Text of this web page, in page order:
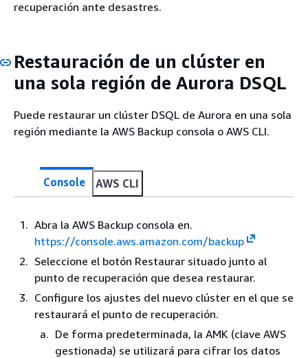
recuperación ante desastres.
Restauración de un clúster en
una sola región de Aurora DSQL
Puede restaurar un clúster DSQL de Aurora en una sola
región mediante la AWS Backup consola o AWS CLI.
Console AWS CLI
Abra la AWS Backup consola en.
https://console.aws.amazon.com/backup
Seleccione el botón Restaurar situado junto al
punto de recuperación que desea restaurar.
Configure los ajustes del nuevo clúster en el que se
restaurará el punto de recuperación.
De forma predeterminada, la AMK (clave AWS
gestionada) se utilizará para cifrar los datos